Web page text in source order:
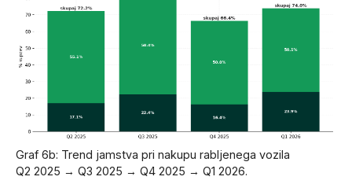
Graf 6b: Trend jamstva pri nakupu rabljenega vozila
Q2 2025 → Q3 2025 → Q4 2025 → Q1 2026.